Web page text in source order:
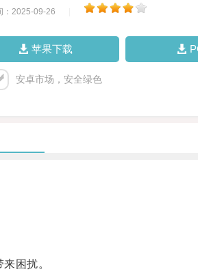
：2025-09-26
苹果下载
安卓市场，安全绿色
困扰。